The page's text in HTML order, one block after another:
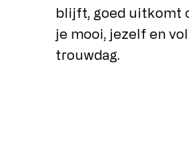
blijft, goed uitkomt
je mooi, jezelf en
trouwdag.